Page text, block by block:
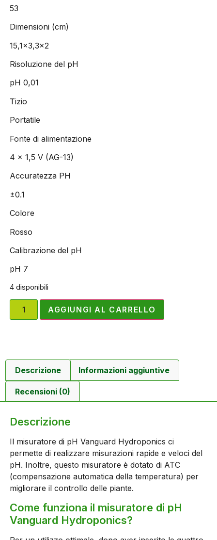
53
Dimensioni (cm)
15,1×3,3×2
Risoluzione del pH
pH 0,01
Tizio
Portatile
Fonte di alimentazione
4 x 1,5 V (AG-13)
Accuratezza PH
±0.1
Colore
Rosso
Calibrazione del pH
pH 7
4 disponibili
AGGIUNGI AL CARRELLO
Descrizione Informazioni aggiuntive
Recensioni (0)
Descrizione
Il misuratore di pH Vanguard Hydroponics ci
permette di realizzare misurazioni rapide e veloci del
pH. Inoltre, questo misuratore è dotato di ATC
(compensazione automatica della temperatura) per
migliorare il controllo delle piante.
Come funziona il misuratore di pH
Vanguard Hydroponics?